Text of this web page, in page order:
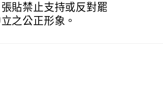
貼禁止支持或反對罷
之公正形象。